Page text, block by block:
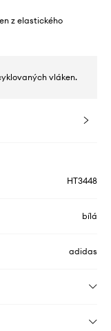
z elastického
vláken.
HT3448
bílá
adidas